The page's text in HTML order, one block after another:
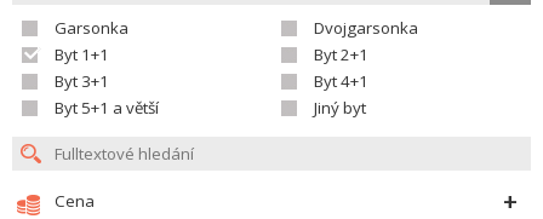
Garsonka
Dvojgarsonka
Byt 1+1
Byt 2+1
Byt 3+1
Byt 4+1
Byt 5+1 a větší
Jiný byt
Cena